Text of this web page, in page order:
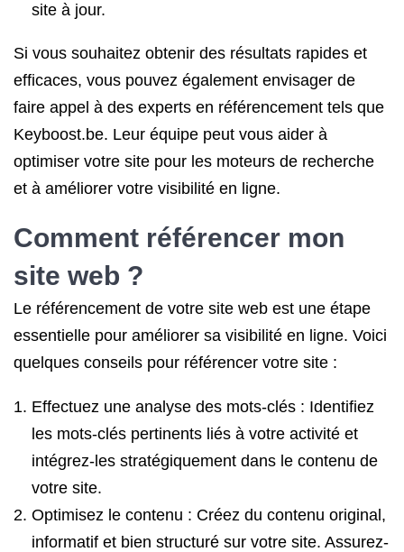
site à jour.
Si vous souhaitez obtenir des résultats rapides et
efficaces, vous pouvez également envisager de
faire appel à des experts en référencement tels que
Keyboost.be. Leur équipe peut vous aider à
optimiser votre site pour les moteurs de recherche
et à améliorer votre visibilité en ligne.
Comment référencer mon
site web ?
Le référencement de votre site web est une étape
essentielle pour améliorer sa visibilité en ligne. Voici
quelques conseils pour référencer votre site :
Effectuez une analyse des mots-clés : Identifiez
les mots-clés pertinents liés à votre activité et
intégrez-les stratégiquement dans le contenu de
votre site.
Optimisez le contenu : Créez du contenu original,
informatif et bien structuré sur votre site. Assurez-